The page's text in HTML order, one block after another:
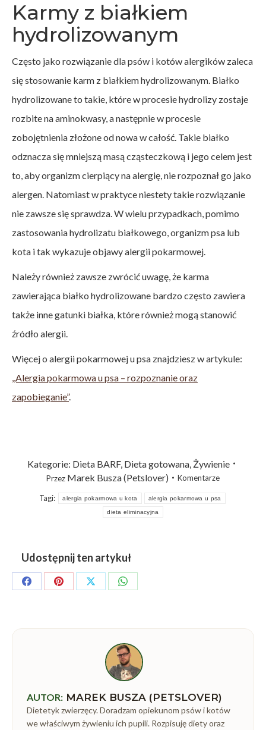
Karmy z białkiem
hydrolizowanym
Często jako rozwiązanie dla psów i kotów alergików zaleca
się stosowanie karm z białkiem hydrolizowanym. Białko
hydrolizowane to takie, które w procesie hydrolizy zostaje
rozbite na aminokwasy, a następnie w procesie
zobojętnienia złożone od nowa w całość. Takie białko
odznacza się mniejszą masą cząsteczkową i jego celem jest
to, aby organizm cierpiący na alergię, nie rozpoznał go jako
alergen. Natomiast w praktyce niestety takie rozwiązanie
nie zawsze się sprawdza. W wielu przypadkach, pomimo
zastosowania hydrolizatu białkowego, organizm psa lub
kota i tak wykazuje objawy alergii pokarmowej.
Należy również zawsze zwrócić uwagę, że karma
zawierająca białko hydrolizowane bardzo często zawiera
także inne gatunki białka, które również mogą stanowić
źródło alergii.
Więcej o alergii pokarmowej u psa znajdziesz w artykule:
,,Alergia pokarmowa u psa – rozpoznanie oraz
zapobieganie”.
Kategorie: Dieta BARF, Dieta gotowana, Żywienie
Przez Marek Busza (Petslover) Komentarze
Tagi: alergia pokarmowa u kota alergia pokarmowa u psa
dieta eliminacyjna
Udostępnij ten artykuł
Share
Share
Share
Share
AUTOR: MAREK BUSZA (PETSLOVER)
Dietetyk zwierzęcy. Doradzam opiekunom psów i kotów
we właściwym żywieniu ich pupili. Rozpisuję diety oraz